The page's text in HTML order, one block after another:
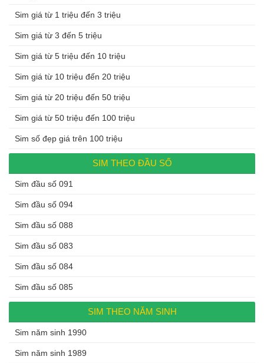
Sim giá từ 1 triệu đến 3 triệu
Sim giá từ 3 đến 5 triệu
Sim giá từ 5 triệu đến 10 triệu
Sim giá từ 10 triệu đến 20 triệu
Sim giá từ 20 triệu đến 50 triệu
Sim giá từ 50 triệu đến 100 triệu
Sim số đẹp giá trên 100 triệu
SIM THEO ĐẦU SỐ
Sim đầu số 091
Sim đầu số 094
Sim đầu số 088
Sim đầu số 083
Sim đầu số 084
Sim đầu số 085
SIM THEO NĂM SINH
Sim năm sinh 1990
Sim năm sinh 1989